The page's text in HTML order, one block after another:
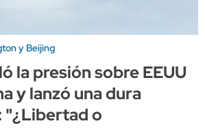
y Beijing
la presión sobre EEUU
y lanzó una dura
"¿Libertad o